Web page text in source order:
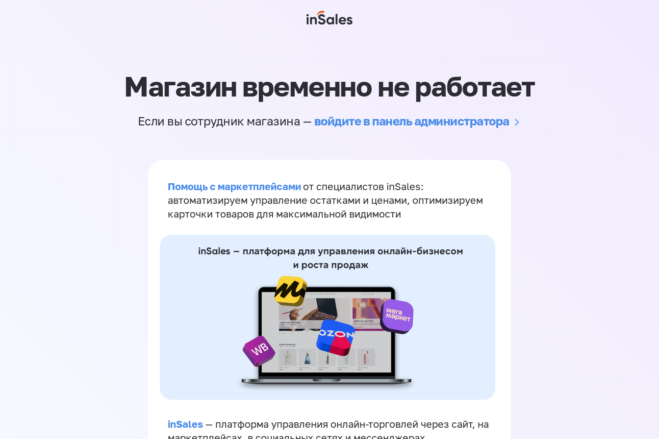
Магазин временно не работает
Если вы сотрудник магазина — войдите в панель администратора
Помощь с маркетплейсами от специалистов inSales:
автоматизируем управление остатками и ценами, оптимизируем
карточки товаров для максимальной видимости
inSales — платформа управления онлайн-торговлей через сайт, на